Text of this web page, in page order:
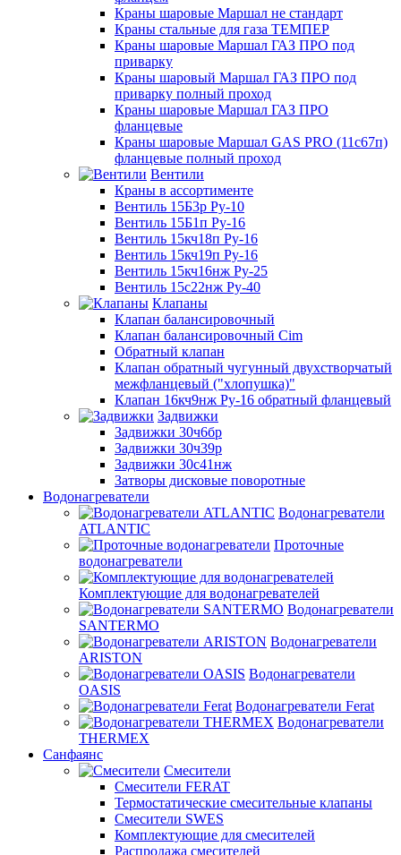
Краны шаровые Маршал не стандарт
Краны стальные для газа ТЕМПЕР
Краны шаровые Маршал ГАЗ ПРО под
приварку
Краны шаровый Маршал ГАЗ ПРО под
приварку полный проход
Краны шаровые Маршал ГАЗ ПРО
фланцевые
Краны шаровые Маршал GAS PRO (11с67п)
фланцевые полный проход
Вентили
Краны в ассортименте
Вентиль 15Б3р Ру-10
Вентиль 15Б1п Ру-16
Вентиль 15кч18п Ру-16
Вентиль 15кч19п Ру-16
Вентиль 15кч16нж Ру-25
Вентиль 15с22нж Ру-40
Клапаны
Клапан балансировочный
Клапан балансировочный Cim
Обратный клапан
Клапан обратный чугунный двухстворчатый
межфланцевый ("хлопушка)"
Клапан 16кч9нж Ру-16 обратный фланцевый
Задвижки
Задвижки 30ч6бр
Задвижки 30ч39р
Задвижки 30с41нж
Затворы дисковые поворотные
Водонагреватели
Водонагреватели
ATLANTIC
Проточные
водонагреватели
Комплектующие для водонагревателей
Водонагреватели
SANTERMO
Водонагреватели
ARISTON
Водонагреватели
OASIS
Водонагреватели Ferat
Водонагреватели
THERMEX
Санфаянс
Смесители
Смесители FERAT
Термостатические смесительные клапаны
Смесители SWES
Комплектующие для смесителей
Распродажа смесителей